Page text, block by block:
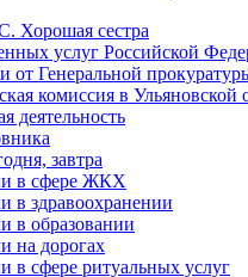
завтра
в сфере ЖКХ
в здравоохранении
в образовании
на дорогах
в сфере ритуальных услуг